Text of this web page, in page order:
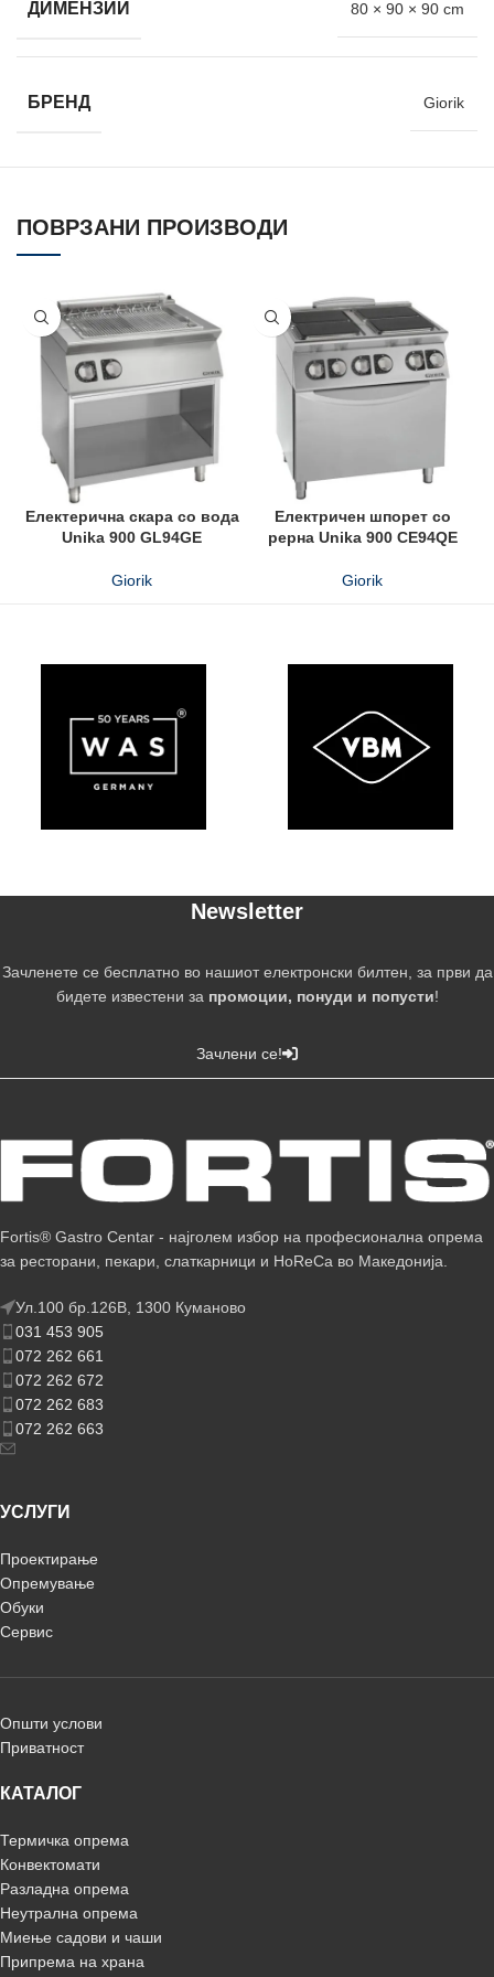
ДИМЕНЗИИ 80 × 90 × 90 cm
БРЕНД Giorik
ПОВРЗАНИ ПРОИЗВОДИ
Електерична скара со вода
Unika 900 GL94GE
Giorik
Електричен шпорет со
рерна Unika 900 CE94QE
Giorik
Newsletter
Зачленете се бесплатно во нашиот електронски билтен, за први да
бидете известени за промоции, понуди и попусти!
Зачлени се!
Fortis® Gastro Centar - најголем избор на професионална опрема
за ресторани, пекари, слаткарници и HoReCa во Македонија.
Ул.100 бр.126В, 1300 Куманово
031 453 905
072 262 661
072 262 672
072 262 683
072 262 663
УСЛУГИ
Проектирање
Опремување
Обуки
Сервис
Општи услови
Приватност
КАТАЛОГ
Термичка опрема
Конвектомати
Разладна опрема
Неутрална опрема
Миење садови и чаши
Припрема на храна